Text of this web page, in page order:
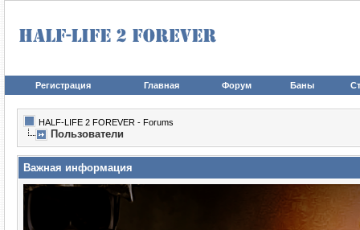
Регистрация Главная Форум Баны
HALF-LIFE 2 FOREVER - Forums
Пользователи
Важная информация